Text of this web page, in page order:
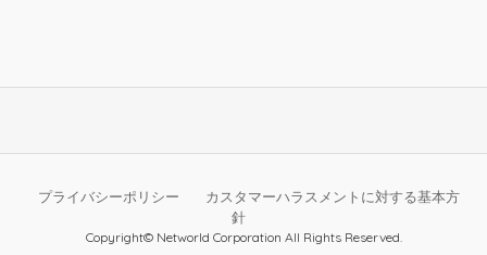
Copyright© Networld Corporation All Rights Reserved.
プライバシーポリシー
カスタマーハラスメントに対する基本方
針